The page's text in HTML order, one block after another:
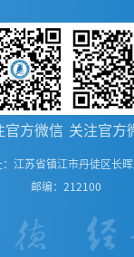
官方微信 关注官方
：江苏省镇江市丹徒区长
邮编：212100